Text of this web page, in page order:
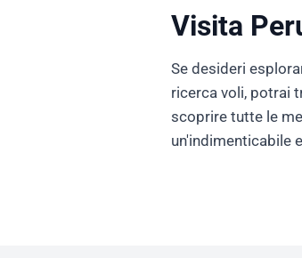
Visita
Se desideri
ricerca voli, potrai
scoprire tutte le
un'indimenticabile